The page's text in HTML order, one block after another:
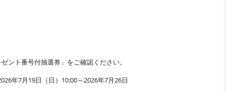
ント番号付抽選券」をご確認ください。
年7月19日（日）10:00～2026年7月26日